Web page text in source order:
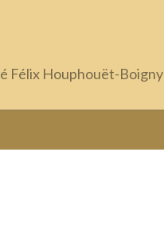
Félix Houphouët-Boigny